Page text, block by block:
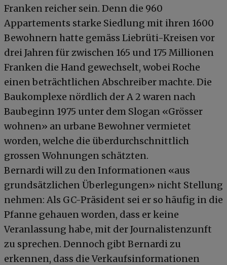
Franken reicher sein. Denn die 960
Appartements starke Siedlung mit ihren 1600
Bewohnern hatte gemäss Liebrüti-Kreisen vor
drei Jahren für zwischen 165 und 175 Millionen
Franken die Hand gewechselt, wobei Roche
einen beträchtlichen Abschreiber machte. Die
Baukomplexe nördlich der A 2 waren nach
Baubeginn 1975 unter dem Slogan «Grösser
wohnen» an urbane Bewohner vermietet
worden, welche die überdurchschnittlich
grossen Wohnungen schätzten.
Bernardi will zu den Informationen «aus
grundsätzlichen Überlegungen» nicht Stellung
nehmen: Als GC-Präsident sei er so häufig in die
Pfanne gehauen worden, dass er keine
Veranlassung habe, mit der Journalistenzunft
zu sprechen. Dennoch gibt Bernardi zu
erkennen, dass die Verkaufsinformationen